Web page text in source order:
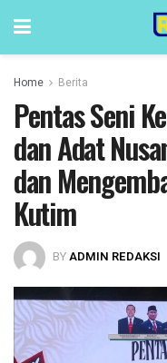
Home Berita
Pentas Seni
dan Adat
dan
Kutim
BYADMIN REDAKSI